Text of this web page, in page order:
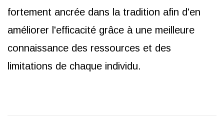
fortement ancrée dans la tradition afin d'en
améliorer l'efficacité grâce à une meilleure
connaissance des ressources et des
limitations de chaque individu.